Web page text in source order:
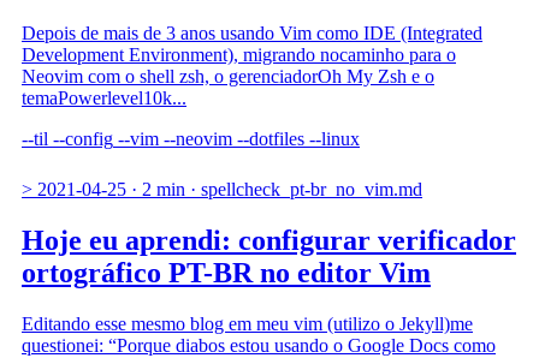
Depois de mais de 3 anos usando Vim como IDE (Integrated
Development Environment), migrando nocaminho para o
Neovim com o shell zsh, o gerenciadorOh My Zsh e o
temaPowerlevel10k...
--til --config --vim --neovim --dotfiles --linux
> 2021-04-25 · 2 min · spellcheck_pt-br_no_vim.md
Hoje eu aprendi: configurar verificador
ortográfico PT-BR no editor Vim
Editando esse mesmo blog em meu vim (utilizo o Jekyll)me
questionei: “Porque diabos estou usando o Google Docs como